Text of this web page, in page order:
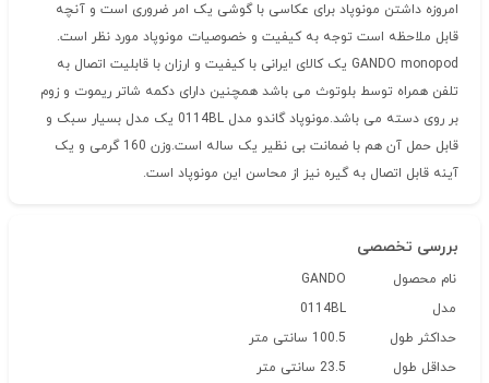
امروزه داشتن مونوپاد برای عکاسی با گوشی یک امر ضروری است و آنچه
قابل ملاحظه است توجه به کیفیت و خصوصیات مونوپاد مورد نظر است.
GANDO monopod یک کالای ایرانی با کیفیت و ارزان با قابلیت اتصال به
تلفن همراه توسط بلوتوث می باشد همچنین دارای دکمه شاتر ریموت و زوم
بر روی دسته می باشد.مونوپاد گاندو مدل 0114BL یک مدل بسیار سبک و
قابل حمل آن هم با ضمانت بی نظیر یک ساله است.وزن 160 گرمی و یک
آینه قابل اتصال به گیره نیز از محاسن این مونوپاد است.
بررسی تخصصی
نام محصول
GANDO
مدل
0114BL
حداکثر طول
100.5 سانتی متر
حداقل طول
23.5 سانتی متر